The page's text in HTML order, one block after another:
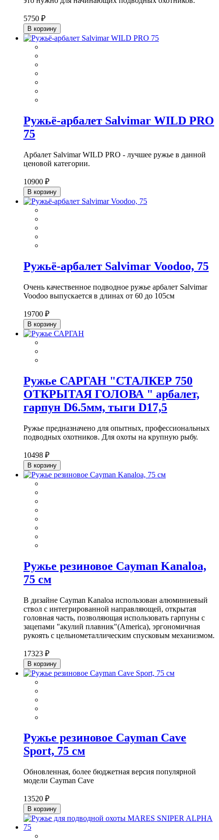
5750 ₽
В корзину
Ружьё-арбалет Salvimar WILD PRO
75
Арбалет Salvimar WILD PRO - лучшее ружье в данной
ценовой категории.
10900 ₽
В корзину
Ружьё-арбалет Salvimar Voodoo, 75
Очень качественное подводное ружье арбалет Salvimar
Voodoo выпускается в длинах от 60 до 105см
19700 ₽
В корзину
Ружье САРГАН "СТАЛКЕР 750
ОТКРЫТАЯ ГОЛОВА " арбалет,
гарпун D6.5мм, тыги D17,5
Ружье предназначено для опытных, профессиональных
подводных охотников. Для охоты на крупную рыбу.
10498 ₽
В корзину
Ружье резиновое Cayman Kanaloa,
75 см
В дизайне Cayman Kanaloa использован алюминиевый
ствол с интегрированной направляющей, открытая
головная часть, позволяющая использовать гарпуны с
зацепами "акулий плавник"(America), эргономичная
рукоять с цельнометаллическим спусковым механизмом.
17323 ₽
В корзину
Ружье резиновое Cayman Cave
Sport, 75 см
Обновленная, более бюджетная версия популярной
модели Cayman Cave
13520 ₽
В корзину